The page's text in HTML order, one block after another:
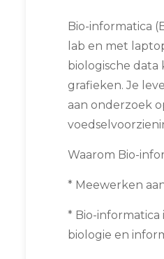
Bio-informatica
lab en met
biologische
grafieken. Je
aan onderzoek
Waarom Bio-
* Meewerken
* Bio-
biologie en